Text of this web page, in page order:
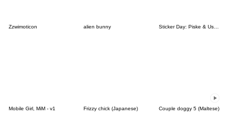
Zzwimoticon alien bunny Sticker Day: Piske & Usagi
Mobile Girl, MiM - v1 Frizzy chick (Japanese) Couple doggy 5 (Maltese)